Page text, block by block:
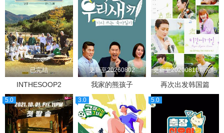
已完结
INTHESOOP2
更新至20260802
我家的熊孩子
更新至20200810期完结
再次出发韩国篇
5.0 3.0 5.0